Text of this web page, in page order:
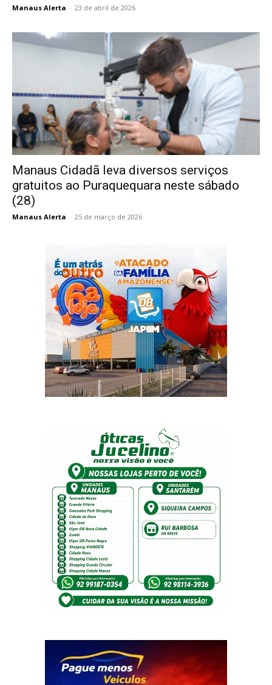
Manaus Alerta - 23 de abril de 2026
Manaus Cidadã leva diversos serviços
gratuitos ao Puraquequara neste sábado
(28)
Manaus Alerta - 25 de março de 2026